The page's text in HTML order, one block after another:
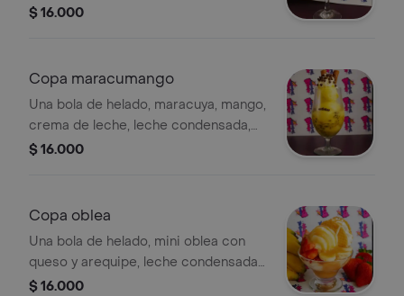
condensada, crema de leche y
$ 16.000
Copa maracumango
Una bola de helado, maracuya, mango,
crema de leche, leche condensada,
chips de chocolate, barquillos,
$ 16.000
Copa oblea
Una bola de helado, mini oblea con
queso y arequipe, leche condensada,
fresas, banano, chantilly, cereza.
$ 16.000